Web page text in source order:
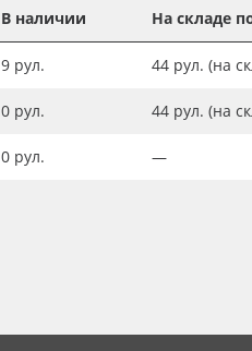
В наличии На складе
9 рул. 44 рул. (на
0 рул. 44 рул. (на
0 рул. —